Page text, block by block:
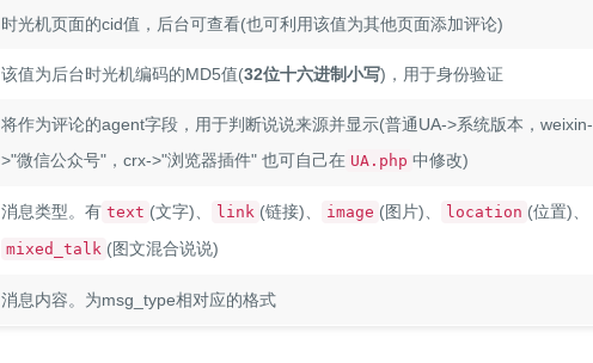
时光机页面的cid值，后台可查看(也可利用该值为其他页面添加评论)
该值为后台时光机编码的MD5值(32位十六进制小写)，用于身份验证
将作为评论的agent字段，用于判断说说来源并显示(普通UA->系统版本，weixin-
>"微信公众号"，crx->"浏览器插件" 也可自己在 UA.php 中修改)
消息类型。有 text (文字)、 link (链接)、 image (图片)、 location (位置)、
mixed_talk (图文混合说说)
消息内容。为msg_type相对应的格式